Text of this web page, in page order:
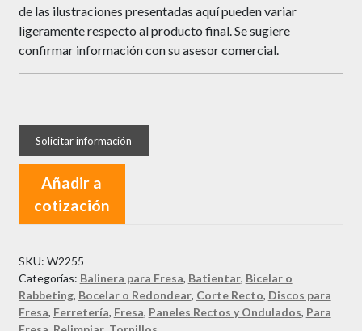
de las ilustraciones presentadas aquí pueden variar
ligeramente respecto al producto final. Se sugiere
confirmar información con su asesor comercial.
Añadir a
cotización
SKU: W2255
Categorías: Balinera para Fresa, Batientar, Bicelar o
Rabbeting, Bocelar o Redondear, Corte Recto, Discos para
Fresa, Ferretería, Fresa, Paneles Rectos y Ondulados, Para